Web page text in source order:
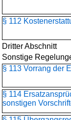
§ 112
Dritter Abschnitt
Sonstige
§ 113 Vorrang der
§ 114
sonstigen